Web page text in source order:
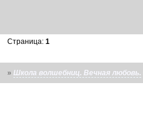
Страница:1
»Школа волшебниц. Вечная любовь.